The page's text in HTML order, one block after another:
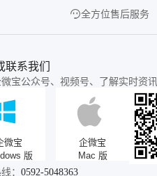
全方位售后服务
联系我们
宝公众号、视频号、了解实时资讯
微宝
版
企微宝
Mac 版
：0592-5048363